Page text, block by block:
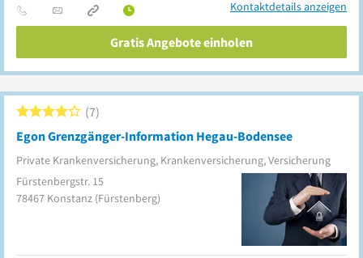
Kontaktdetails anzeigen
Gratis Angebote einholen
Egon Grenzgänger-Information Hegau-Bodensee
Private Krankenversicherung, Krankenversicherung, Versicherung
7
Fürstenbergstr. 15
78467 Konstanz (Fürstenberg)